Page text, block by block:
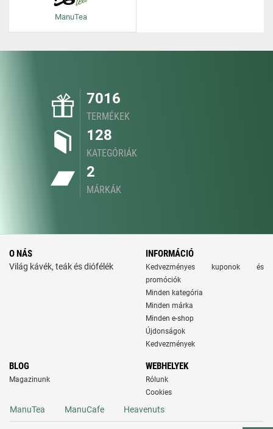
ManuTea
7016
TERMÉKEK
128
KATEGÓRIÁK
2
MÁRKÁK
O NÁS
Világ kávék, teák és diófélék
INFORMÁCIÓ
Kedvezményes kuponok és
promóciók
Minden kategória
Minden márka
Minden e-shop
Újdonságok
Kedvezmények
BLOG
Magazinunk
WEBHELYEK
Rólunk
Cookies
ManuTea ManuCafe Heavenuts